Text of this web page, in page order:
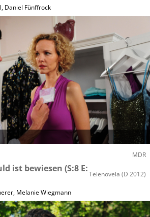
, Daniel Fünffrock
MDR
ist bewiesen (S:8 E:
Telenovela (D 2012)
, Melanie Wiegmann